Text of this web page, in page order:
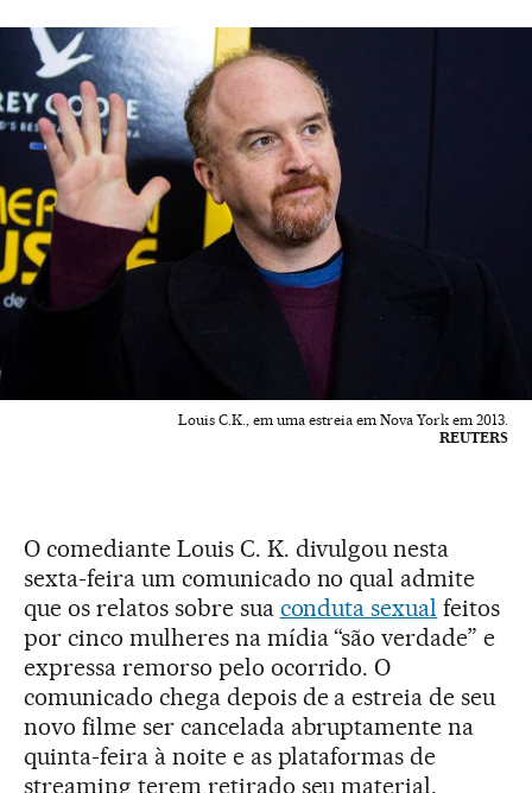
Louis C.K., em uma estreia em Nova York em 2013.
REUTERS
O comediante Louis C. K. divulgou nesta
sexta-feira um comunicado no qual admite
que os relatos sobre sua conduta sexual feitos
por cinco mulheres na mídia “são verdade” e
expressa remorso pelo ocorrido. O
comunicado chega depois de a estreia de seu
novo filme ser cancelada abruptamente na
quinta-feira à noite e as plataformas de
streaming terem retirado seu material.